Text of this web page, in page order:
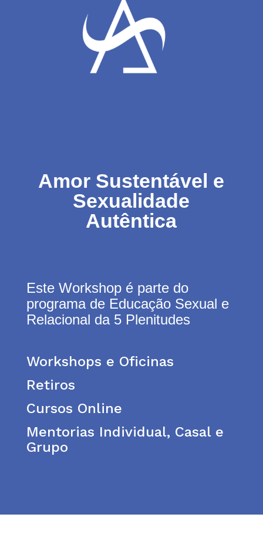
Amor Sustentável e
Sexualidade
Autêntica
Este Workshop é parte do
programa de Educação Sexual e
Relacional da 5 Plenitudes
Workshops e Oficinas
Retiros
Cursos Online
Mentorias Individual, Casal e
Grupo